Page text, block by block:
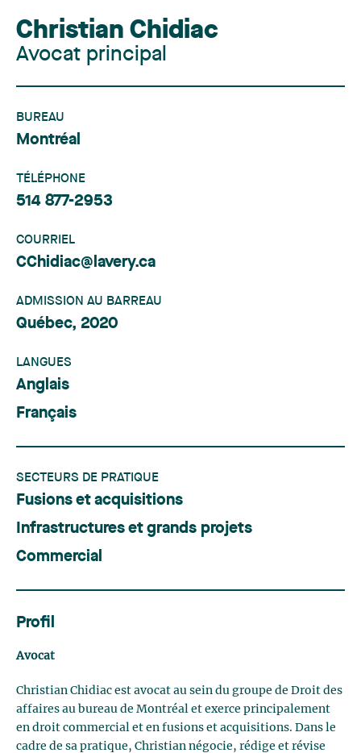
Christian Chidiac
Avocat principal
BUREAU
Montréal
TÉLÉPHONE
514 877-2953
COURRIEL
CChidiac@lavery.ca
ADMISSION AU BARREAU
Québec, 2020
LANGUES
Anglais
Français
SECTEURS DE PRATIQUE
Fusions et acquisitions
Infrastructures et grands projets
Commercial
Profil
Avocat
Christian Chidiac est avocat au sein du groupe de Droit des
affaires au bureau de Montréal et exerce principalement
en droit commercial et en fusions et acquisitions. Dans le
cadre de sa pratique, Christian négocie, rédige et révise